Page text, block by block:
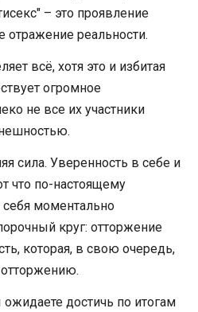
– это проявление
отражение реальности.
всё, хотя это и избитая
огромное
не все их участники
сила. Уверенность в себе и
что по-настоящему
себя моментально
круг: отторжение
которая, в свою очередь,
ожидаете достичь по итогам